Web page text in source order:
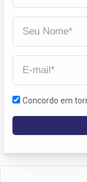
Concordo em